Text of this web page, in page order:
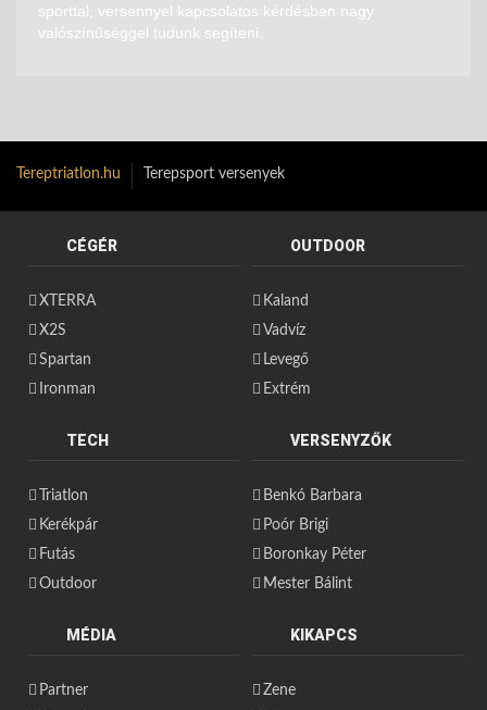
sporttal, versennyel kapcsolatos kérdésben nagy
valószínűséggel tudunk segíteni.
Tereptriatlon.hu Terepsport versenyek
CÉGÉR
XTERRA
X2S
Spartan
Ironman
OUTDOOR
Kaland
Vadvíz
Levegő
Extrém
TECH
Triatlon
Kerékpár
Futás
Outdoor
VERSENYZŐK
Benkó Barbara
Poór Brigi
Boronkay Péter
Mester Bálint
MÉDIA
Partner
KIKAPCS
Zene